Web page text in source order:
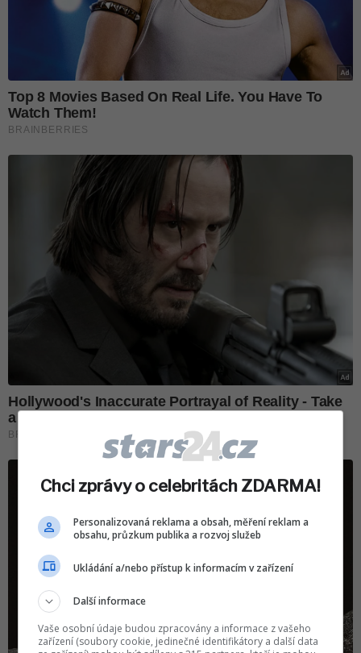
Chci zprávy o celebritách ZDARMA!
Personalizovaná reklama a obsah, měření reklam a
obsahu, průzkum publika a rozvoj služeb
Ukládání a/nebo přístup k informacím v zařízení
Další informace
Vaše osobní údaje budou zpracovány a informace z vašeho
zařízení (soubory cookie, jedinečné identifikátory a další data